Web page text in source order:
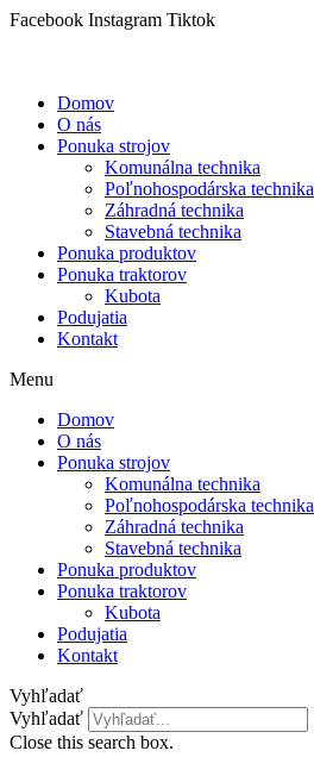
Preskočiť
Facebook Instagram Tiktok
Domov
O nás
Ponuka strojov
Komunálna technika
Poľnohospodárska technika
Záhradná technika
Stavebná technika
Ponuka produktov
Ponuka traktorov
Kubota
Podujatia
Kontakt
Menu
Domov
O nás
Ponuka strojov
Komunálna technika
Poľnohospodárska technika
Záhradná technika
Stavebná technika
Ponuka produktov
Ponuka traktorov
Kubota
Podujatia
Kontakt
Vyhľadať
Vyhľadať
Close this search box.